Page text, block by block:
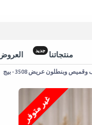
منتجاتنا جديد
وبنطلون عريض 3508 - بيج
غير متوفر